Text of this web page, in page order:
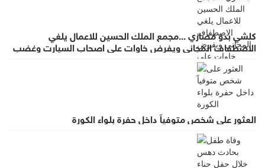
كلشي بدو مصاري ...مجمع الملك الحسين للاعمال يلغي
الاصطفاف المجاني ويفرض خاوات على اصحاب السيارت وغضب
واسع لقرار يطرد الاستثمار
العثور على شخص متوفياً داخل حفرة بلواء الكورة